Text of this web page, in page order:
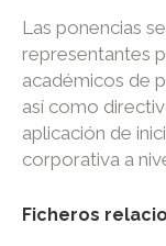
Las ponencias
representantes
académicos de
así como
aplicación de
corporativa a
Ficheros